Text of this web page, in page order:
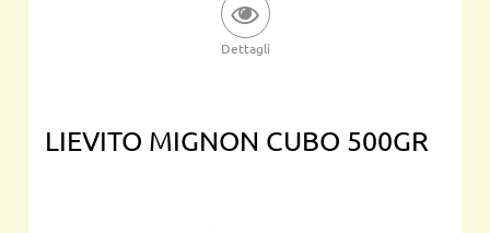
Dettagli
LIEVITO MIGNON CUBO 500GR